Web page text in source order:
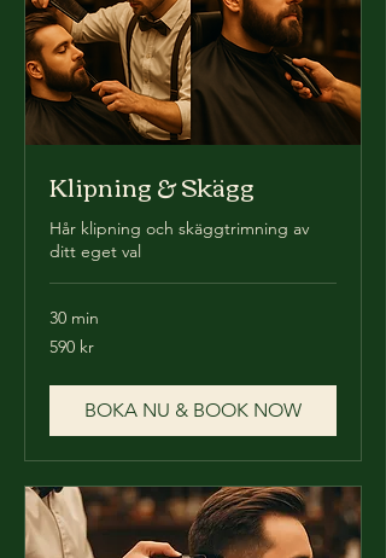
Klipning & Skägg
Hår klipning och skäggtrimning av
ditt eget val
30 min
590
svenska
590 kr
BOKA NU & BOOK NOW